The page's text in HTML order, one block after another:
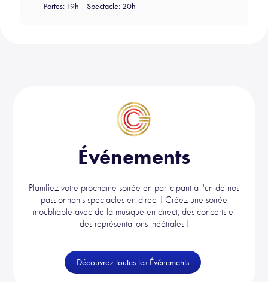
Portes: 19h | Spectacle: 20h
Événements
Planifiez votre prochaine soirée en participant à l'un de nos
passionnants spectacles en direct ! Créez une soirée
inoubliable avec de la musique en direct, des concerts et
des représentations théâtrales !
Découvrez toutes les Événements